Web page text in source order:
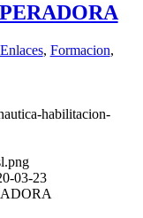
Enlaces, Formacion,
habilitacion-
03-23